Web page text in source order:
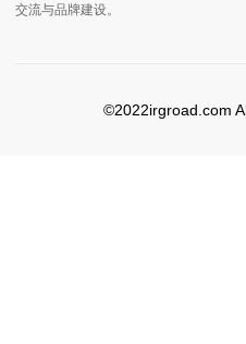
交流与品牌建设。
©2022irgroad.com